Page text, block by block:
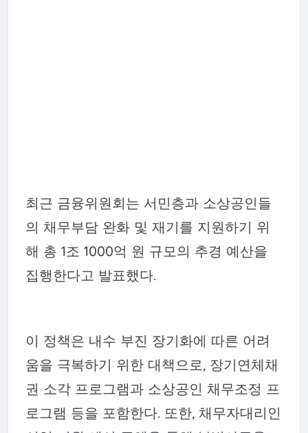
최근 금융위원회는 서민층과 소상공인들
의 채무부담 완화 및 재기를 지원하기 위
해 총 1조 1000억 원 규모의 추경 예산을
집행한다고 발표했다.
이 정책은 내수 부진 장기화에 따른 어려
움을 극복하기 위한 대책으로, 장기연체채
권 소각 프로그램과 소상공인 채무조정 프
로그램 등을 포함한다. 또한, 채무자대리인